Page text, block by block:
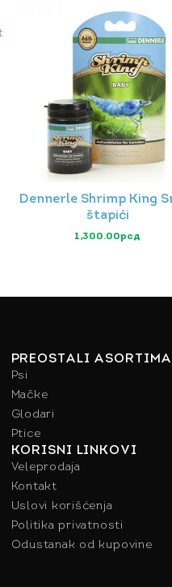
Dennerle Shrimp King
štapići
1,300.00рсд
PREOSTALI
Psi
Mačke
Glodari
Ptice
KORISNI LINKOVI
Veleprodaja
Kontakt
Uslovi korišćenja
Politika privatnosti
Odustanak od kupovine